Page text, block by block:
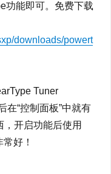
功能即可。免费下载
downloads/powert
Tuner
在“控制面板”中就有
开启功能后使用
好！